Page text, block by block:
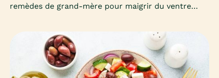
remèdes de grand-mère pour maigrir du ventre
Mais que valent-ils vraiment ? Découvrons
ensemble les astuces les plus connues, leur
efficacité et les précautions à connaître.